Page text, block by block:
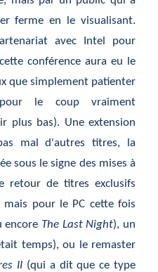
ferme en le visualisant.
avec Intel pour
conférence aura eu le
que simplement patienter
le coup vraiment
plus bas). Une extension
mal d'autres titres, la
sous le signe des mises à
retour de titres exclusifs
pour le PC cette fois
encore The Last Night), un
temps), ou le remaster
II (qui a dit que ce type